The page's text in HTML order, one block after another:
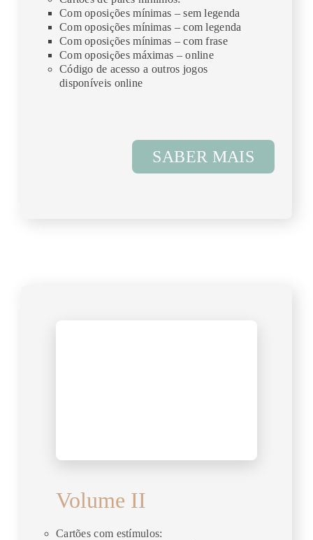
Com oposições mínimas – sem legenda
Com oposições mínimas – com legenda
Com oposições mínimas – com frase
Com oposições máximas – online
Código de acesso a outros jogos
disponíveis online
SABER MAIS
Volume II
Cartões com estímulos: